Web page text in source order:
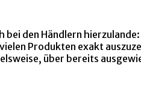
den Händlern
Produkten exakt
über bereits